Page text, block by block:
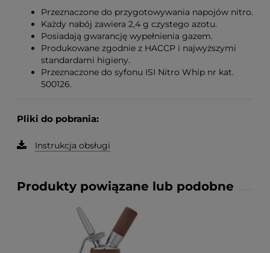
Przeznaczone do przygotowywania napojów nitro.
Każdy nabój zawiera 2,4 g czystego azotu.
Posiadają gwarancję wypełnienia gazem.
Produkowane zgodnie z HACCP i najwyższymi
standardami higieny.
Przeznaczone do syfonu ISI Nitro Whip nr kat.
500126.
Pliki do pobrania:
Instrukcja obsługi
Produkty powiązane lub podobne